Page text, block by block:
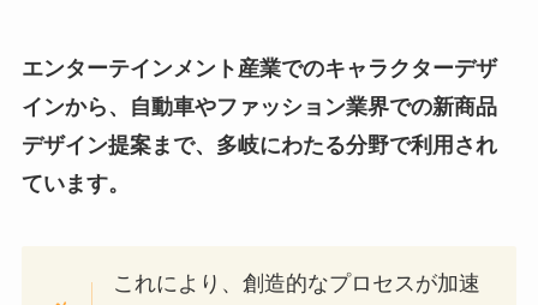
エンターテインメント産業でのキャラクターデザ
インから、自動車やファッション業界での新商品
デザイン提案まで、多岐にわたる分野で利用され
ています。
これにより、創造的なプロセスが加速